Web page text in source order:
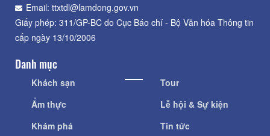
Email: ttxtdl@lamdong.gov.vn
Giấy phép: 311/GP-BC do Cục Báo chí - Bộ Văn hóa Thông tin
cấp ngày 13/10/2006
Danh mục
Khách sạn
Ẩm thực
Khám phá
Tour
Lễ hội & Sự kiện
Tin tức